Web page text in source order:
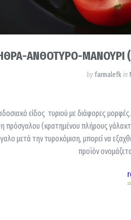
ΑΝΘΟΤΥΡΟ-ΜΑΝΟΥΡΙ
byfarmalefk in
είδος τυριού με διάφορες
πρόσγαλου (κρατημένου πλήρους
μετά την τυροκόμιση, μπορεί να
προϊόν